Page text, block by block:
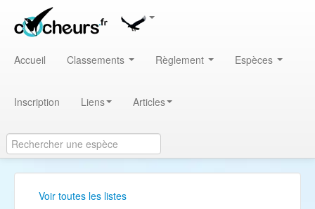
Accueil Classements Règlement Espèces
Inscription Liens Articles
Voir toutes les listes